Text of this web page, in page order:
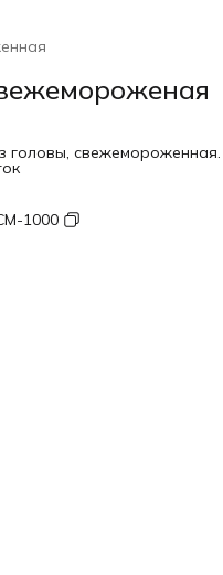
головы, свежемороженная.
1000